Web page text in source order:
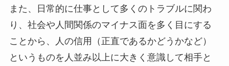
また、日常的に仕事として多くのトラブルに関わ
り、社会や人間関係のマイナス面を多く目にする
ことから、人の信用（正直であるかどうかなど）
というものを人並み以上に大きく意識して相手と